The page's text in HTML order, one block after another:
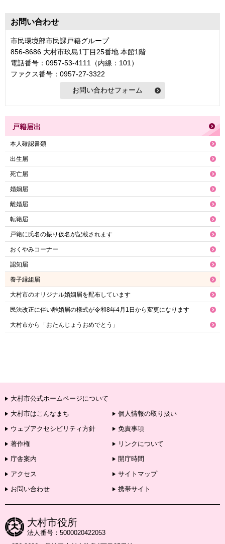
お問い合わせ
市民環境部市民課戸籍グループ
856-8686 大村市玖島1丁目25番地 本館1階
電話番号：0957-53-4111（内線：101）
ファクス番号：0957-27-3322
戸籍届出
本人確認書類
出生届
死亡届
婚姻届
離婚届
転籍届
戸籍に氏名の振り仮名が記載されます
おくやみコーナー
認知届
養子縁組届
大村市のオリジナル婚姻届を配布しています
民法改正に伴い離婚届の様式が令和8年4月1日から変更になります
大村市から「おたんじょうおめでとう」
大村市公式ホームページについて
大村市はこんなまち
個人情報の取り扱い
ウェブアクセシビリティ方針
免責事項
著作権
リンクについて
庁舎案内
開庁時間
アクセス
サイトマップ
お問い合わせ
携帯サイト
大村市役所
法人番号：5000020422053